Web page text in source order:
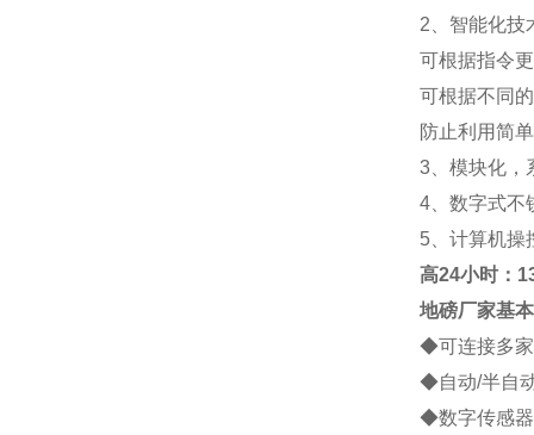
2 、智能化技
可根据指令
可根据不同
防止利用简
3、模块化，
4、数字式不
5、计算机操
高24小时：
地磅厂家基
◆可连接多
◆自动/半自
◆数字传感